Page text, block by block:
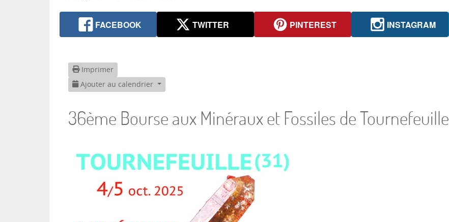
FACEBOOK TWITTER PINTEREST INSTAGRAM
Imprimer
Ajouter au calendrier
36ème Bourse aux Minéraux et Fossiles de Tournefeuille